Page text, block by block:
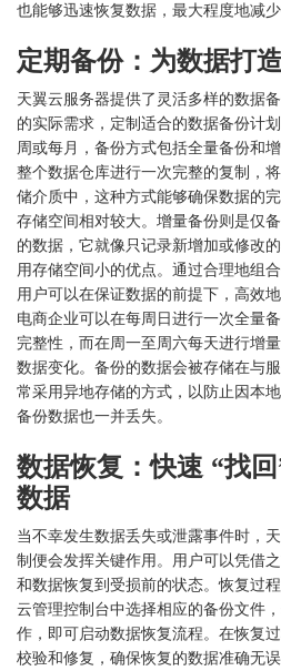
也能够迅速恢复数据，最大程度地减少
定期备份：为数据打造
天翼云服务器提供了灵活多样的数据
的实际需求，定制适合的数据备份计
周或每月，备份方式包括全量备份和
整个数据仓库进行一次完整的复制，
储介质中，这种方式能够确保数据的
存储空间相对较大。增量备份则是仅
的数据，它就像只记录新增加或修改
用存储空间小的优点。通过合理地组
用户可以在保证数据的前提下，高效
电商企业可以在每周日进行一次全量
完整性，而在周一至周六每天进行增
数据变化。备份的数据会被存储在与
常采用异地存储的方式，以防止因本
备份数据也一并丢失。
数据恢复：快速 “找
数据
当不幸发生数据丢失或泄露事件时，
制便会发挥关键作用。用户可以凭借
和数据恢复到受损前的状态。恢复过
云管理控制台中选择相应的备份文件
作，即可启动数据恢复流程。在恢复
校验和修复，确保恢复的数据准确无